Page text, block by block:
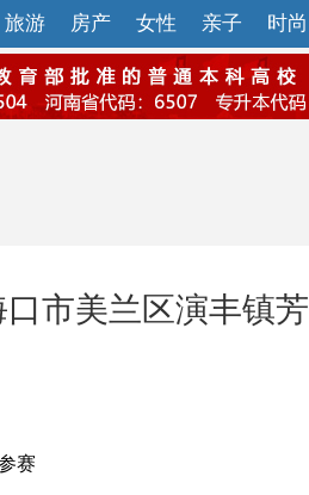
旅游 房产 女性 亲子 时尚
市美兰区演丰镇芳
赛